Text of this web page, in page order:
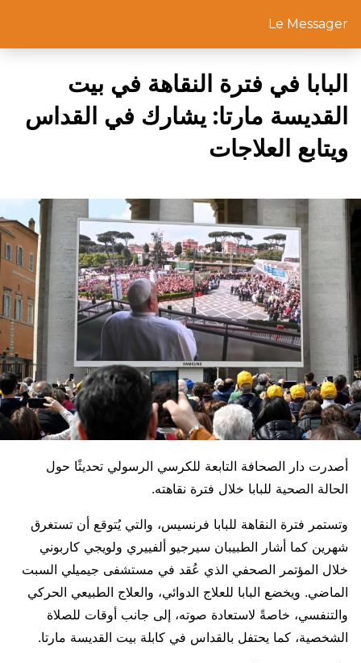
Le Messager
البابا في فترة النقاهة في بيت
القديسة مارتا: يشارك في القداس
ويتابع العلاجات
أصدرت دار الصحافة التابعة للكرسي الرسولي تحديثًا حول
الحالة الصحية للبابا خلال فترة نقاهته.
وتستمر فترة النقاهة للبابا فرنسيس، والتي يُتوقع أن تستغرق
شهرين كما أشار الطبيبان سيرجيو ألفييري ولويجي كاربوني
خلال المؤتمر الصحفي الذي عُقد في مستشفى جيميلي السبت
الماضي. ويخضع البابا للعلاج الدوائي، والعلاج الطبيعي الحركي
والتنفسي، خاصةً لاستعادة صوته، إلى جانب أوقات للصلاة
الشخصية، كما يحتفل بالقداس في كابلة بيت القديسة مارتا.